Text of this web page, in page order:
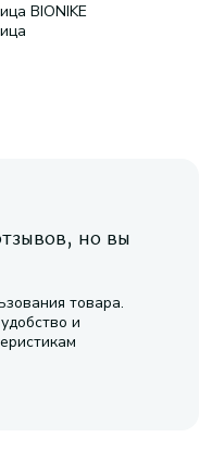
BIONIKE
но вы
товара.
и